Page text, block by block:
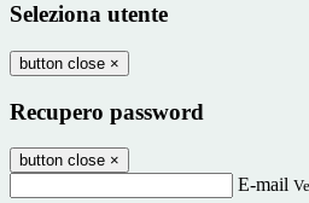
Seleziona utente
button close ×
Recupero password
button close ×
E-mail